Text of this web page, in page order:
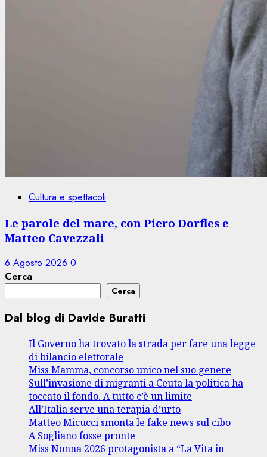
Cultura e spettacoli
Le parole del mare, con Piero Dorfles e
Matteo Cavezzali
6 Agosto 2026 0
Cerca
Cerca
Dal blog di Davide Buratti
Il Governo ha trovato la strada per fare una legge
di bilancio elettorale
Miss Mamma, concorso unico nel suo genere
Sull’invasione di migranti a Ceuta la politica ha
toccato il fondo. A tutto c’è un limite
All’Italia serve una terapia d’urto
Matteo Micucci smonta le fake news sul cibo
A Sogliano fosse pronte
Miss Nonna 2026 protagonista a “La Vita in